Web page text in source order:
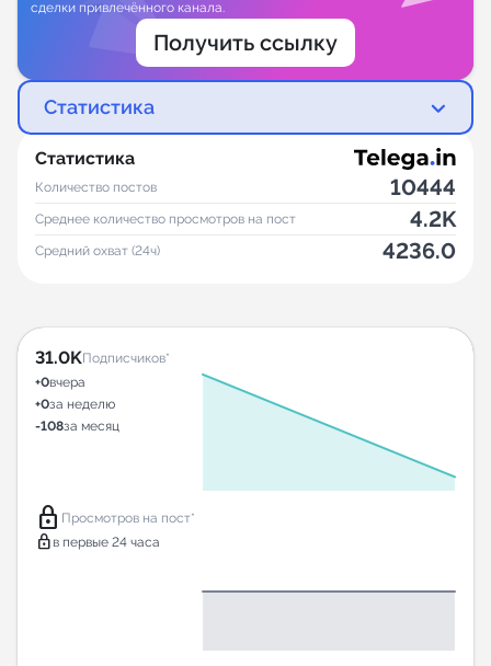
сделки привлечённого канала.
Получить ссылку
Статистика
Статистика
Количество постов 10444
Среднее количество просмотров на пост 4.2K
Средний охват (24ч) 4236.0
31.0KПодписчиков*
+0вчера
+0за неделю
-108за месяц
lock Просмотров на пост*
lock в первые 24 часа